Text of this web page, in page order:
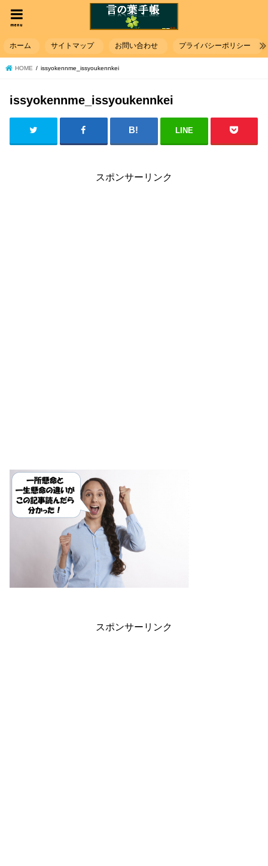
menu
ホーム サイトマップ お問い合わせ プライバシーポリシー
HOME issyokennme_issyoukennkei
issyokennme_issyoukennkei
LINE
スポンサーリンク
スポンサーリンク